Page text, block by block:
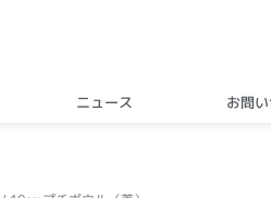
ニュース お問